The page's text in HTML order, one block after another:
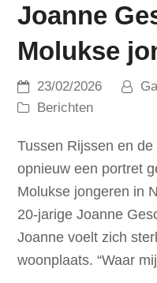
Joanne
Molukse
23/02/2026
Berichten
Tussen Rijssen en
opnieuw een portret
Molukse jongeren in
20-jarige Joanne
Joanne voelt zich
woonplaats. “Waar